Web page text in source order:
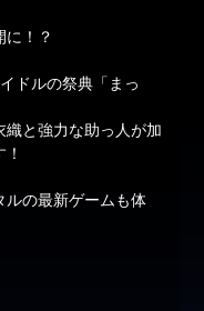
に！？
ドルの祭典「まっ
と強力な助っ人が加
ルの最新ゲームも体